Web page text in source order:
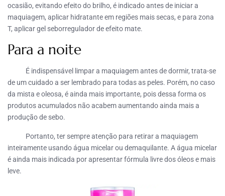
ocasião, evitando efeito do brilho, é indicado antes de iniciar a
maquiagem, aplicar hidratante em regiões mais secas, e para zona
T, aplicar gel seborregulador de efeito mate.
Para a noite
É indispensável limpar a maquiagem antes de dormir, trata-se
de um cuidado a ser lembrado para todas as peles. Porém, no caso
da mista e oleosa, é ainda mais importante, pois dessa forma os
produtos acumulados não acabem aumentando ainda mais a
produção de sebo.
Portanto, ter sempre atenção para retirar a maquiagem
inteiramente usando água micelar ou demaquilante. A água micelar
é ainda mais indicada por apresentar fórmula livre dos óleos e mais
leve.